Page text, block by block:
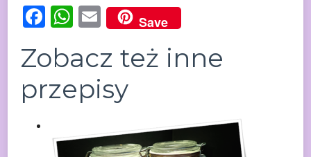
Facebook
WhatsApp
Email
Save
Zobacz też inne
przepisy